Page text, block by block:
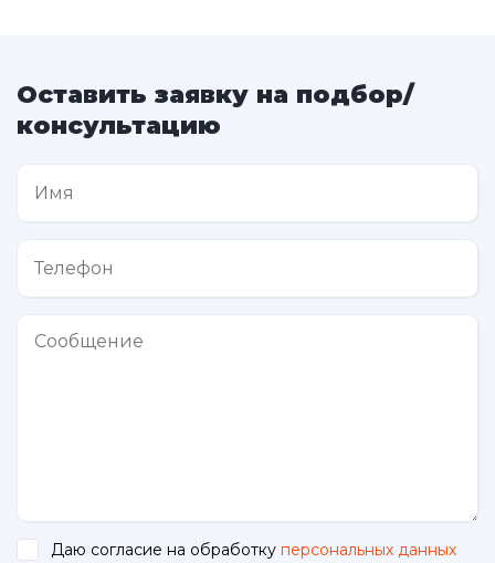
Оставить заявку на подбор/
консультацию
Даю согласие на обработку персональных данных